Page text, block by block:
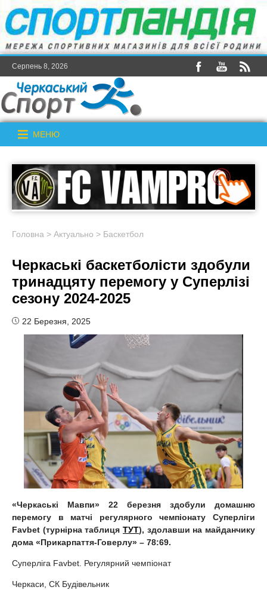
Серпень 8, 2026
МЕНЮ
Головна > Актуально > Баскетбол
Черкаські баскетболісти здобули
тринадцяту перемогу у Суперлізі
сезону 2024-2025
22 Березня, 2025
«Черкаські Мавпи» 22 березня здобули домашню
перемогу в матчі регулярного чемпіонату Суперліги
Favbet (турнірна таблиця ТУТ), здолавши на майданчику
дома «Прикарпаття-Говерлу» – 78:69.
Суперліга Favbet. Регулярний чемпіонат
Черкаси, СК Будівельник